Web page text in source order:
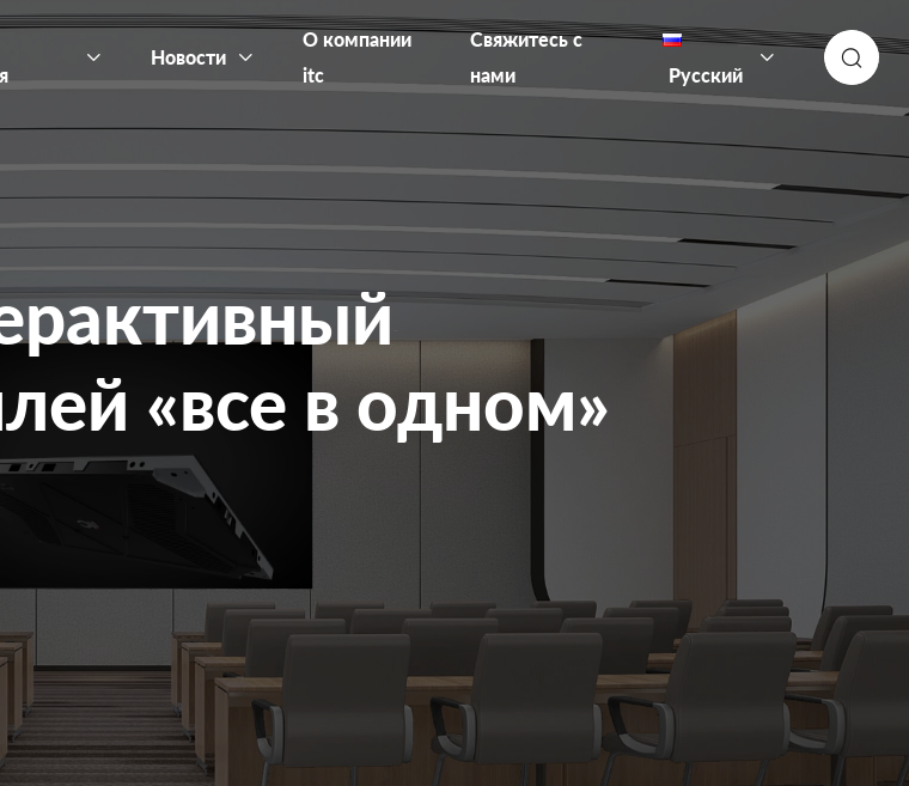
Новости
О компании
itc
Свяжитесь с
нами
Русский
«все в одном»